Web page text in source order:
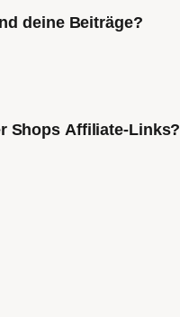
deine Beiträge?
Shops Affiliate-Links?